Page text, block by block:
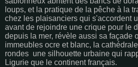
loups, et la pratique de la pêche à la
chez les plaisanciers qui s'accordent
avant de rejoindre une crique pour le
depuis la mer, révèle aussi sa façade
immeubles ocre et blanc, la
rondes une silhouette urbaine qui
Ligurie que le continent français.